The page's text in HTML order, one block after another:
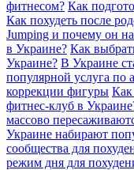
фитнесом? Как
Как похудеть после
Jumping и почему он
в Украине? Как
Украине? В Украине
популярной услуга по
коррекции фигуры Как
фитнес-клуб в
массово
Украине набирают
сообщества для
режим дня для